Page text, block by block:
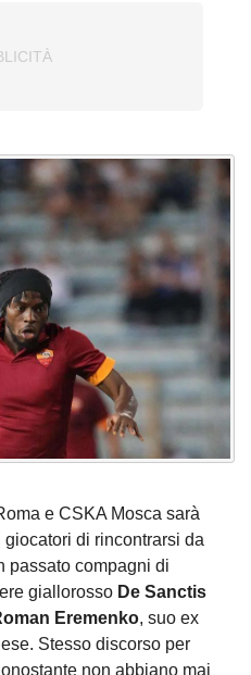
e CSKA Mosca sarà
di rincontrarsi da
passato compagni di
giallorosso De Sanctis
Eremenko, suo ex
Stesso discorso per
non abbiano mai